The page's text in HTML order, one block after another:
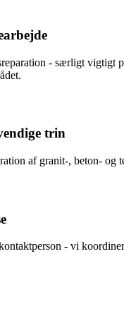
- særligt vigtigt
trin
af granit-, beton- og
- vi